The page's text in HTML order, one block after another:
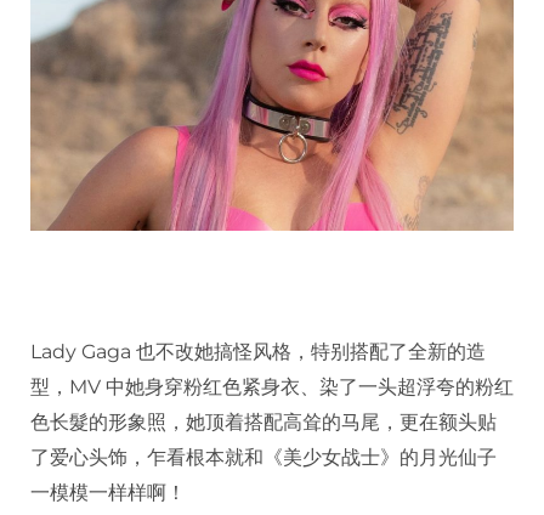
Lady Gaga 也不改她搞怪风格，特别搭配了全新的造
型，MV 中她身穿粉红色紧身衣、染了一头超浮夸的粉红
色长髮的形象照，她顶着搭配高耸的马尾，更在额头贴
了爱心头饰，乍看根本就和《美少女战士》的月光仙子
一模模一样样啊！